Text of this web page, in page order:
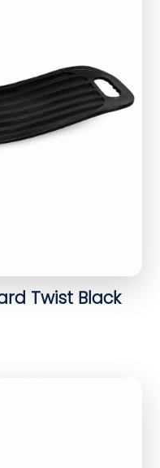
Twist Black